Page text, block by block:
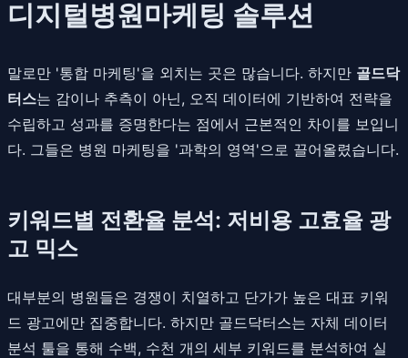
디지털병원마케팅 솔루션
말로만 '통합 마케팅'을 외치는 곳은 많습니다. 하지만 골드닥
터스는 감이나 추측이 아닌, 오직 데이터에 기반하여 전략을
수립하고 성과를 증명한다는 점에서 근본적인 차이를 보입니
다. 그들은 병원 마케팅을 '과학의 영역'으로 끌어올렸습니다.
키워드별 전환율 분석: 저비용 고효율 광
고 믹스
대부분의 병원들은 경쟁이 치열하고 단가가 높은 대표 키워
드 광고에만 집중합니다. 하지만 골드닥터스는 자체 데이터
분석 툴을 통해 수백, 수천 개의 세부 키워드를 분석하여 실